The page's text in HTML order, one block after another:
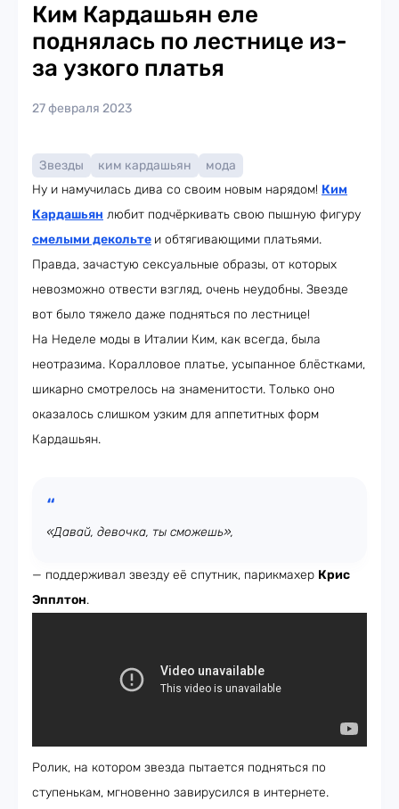
Ким Кардашьян еле
поднялась по лестнице из-
за узкого платья
27 февраля 2023
Звезды ким кардашьян
мода
Ну и намучилась дива со своим новым нарядом! Ким
Кардашьян любит подчёркивать свою пышную фигуру
смелыми декольте и обтягивающими платьями.
Правда, зачастую сексуальные образы, от которых
невозможно отвести взгляд, очень неудобны. Звезде
вот было тяжело даже подняться по лестнице!
На Неделе моды в Италии Ким, как всегда, была
неотразима. Коралловое платье, усыпанное блёстками,
шикарно смотрелось на знаменитости. Только оно
оказалось слишком узким для аппетитных форм
Кардашьян.
«Давай, девочка, ты сможешь»,
— поддерживал звезду её спутник, парикмахер Крис
Эпплтон.
Ролик, на котором звезда пытается подняться по
ступенькам, мгновенно завирусился в интернете.